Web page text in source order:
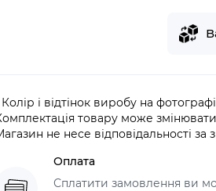
і відтінок виробу на
товару може
не несе відповідальності
Оплата
Сплатити замовлення ви